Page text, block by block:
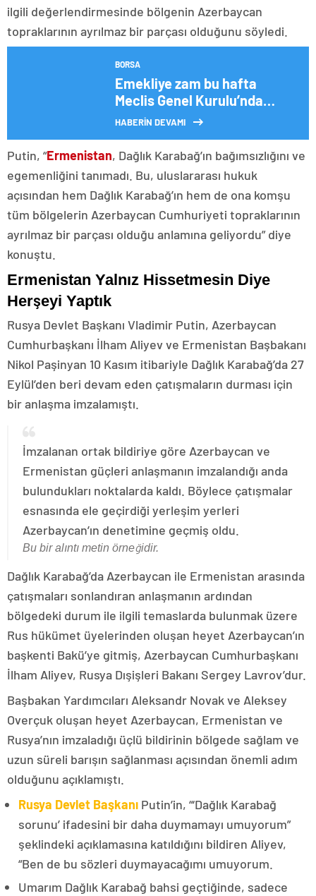
ilgili değerlendirmesinde bölgenin Azerbaycan
topraklarının ayrılmaz bir parçası olduğunu söyledi.
BORSA
Emekliye zam bu hafta
Meclis Genel Kurulu’nda
görüşülecek
HABERİN DEVAMI
Putin, “Ermenistan, Dağlık Karabağ’ın bağımsızlığını ve
egemenliğini tanımadı. Bu, uluslararası hukuk
açısından hem Dağlık Karabağ’ın hem de ona komşu
tüm bölgelerin Azerbaycan Cumhuriyeti topraklarının
ayrılmaz bir parçası olduğu anlamına geliyordu” diye
konuştu.
Ermenistan Yalnız Hissetmesin Diye
Herşeyi Yaptık
Rusya Devlet Başkanı Vladimir Putin, Azerbaycan
Cumhurbaşkanı İlham Aliyev ve Ermenistan Başbakanı
Nikol Paşinyan 10 Kasım itibariyle Dağlık Karabağ’da 27
Eylül’den beri devam eden çatışmaların durması için
bir anlaşma imzalamıştı.
İmzalanan ortak bildiriye göre Azerbaycan ve
Ermenistan güçleri anlaşmanın imzalandığı anda
bulundukları noktalarda kaldı. Böylece çatışmalar
esnasında ele geçirdiği yerleşim yerleri
Azerbaycan’ın denetimine geçmiş oldu.
Bu bir alıntı metin örneğidir.
Dağlık Karabağ’da Azerbaycan ile Ermenistan arasında
çatışmaları sonlandıran anlaşmanın ardından
bölgedeki durum ile ilgili temaslarda bulunmak üzere
Rus hükümet üyelerinden oluşan heyet Azerbaycan’ın
başkenti Bakü’ye gitmiş, Azerbaycan Cumhurbaşkanı
İlham Aliyev, Rusya Dışişleri Bakanı Sergey Lavrov’dur.
Başbakan Yardımcıları Aleksandr Novak ve Aleksey
Overçuk oluşan heyet Azerbaycan, Ermenistan ve
Rusya’nın imzaladığı üçlü bildirinin bölgede sağlam ve
uzun süreli barışın sağlanması açısından önemli adım
olduğunu açıklamıştı.
Rusya Devlet Başkanı Putin’in, “‘Dağlık Karabağ
sorunu’ ifadesini bir daha duymamayı umuyorum”
şeklindeki açıklamasına katıldığını bildiren Aliyev,
“Ben de bu sözleri duymayacağımı umuyorum.
Umarım Dağlık Karabağ bahsi geçtiğinde, sadece